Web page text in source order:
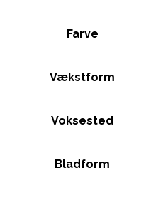
Farve
Vækstform
Voksested
Bladform